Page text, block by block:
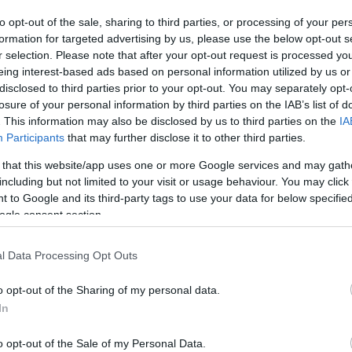
opt-out of the sale, sharing to third parties, or processing of your
for targeted advertising by us, please use the below opt-out
selection. Please note that after your opt-out request is processed
interest-based ads based on personal information utilized by us
to third parties prior to your opt-out. You may separately
of your personal information by third parties on the IAB’s list of
This information may also be disclosed by us to third parties on the
Participants that may further disclose it to other third parties.
that this website/app uses one or more Google services and may
but not limited to your visit or usage behaviour. You may
to Google and its third-party tags to use your data for below
consent section.
Data Processing Opt Outs
opt-out of the Sharing of my personal data.
opt-out of the Sale of my Personal Data.
alatt 856 perc webinar zajlott világszerte ;-)
a korábbi rengeteg biztonsági incidensmiatt azóta az
többek közt legutóbb az automatikus frissítési